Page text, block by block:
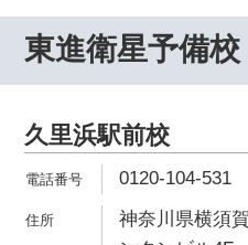
東進衛星予備校
久里浜駅前校
0120-104-531
神奈川県横須